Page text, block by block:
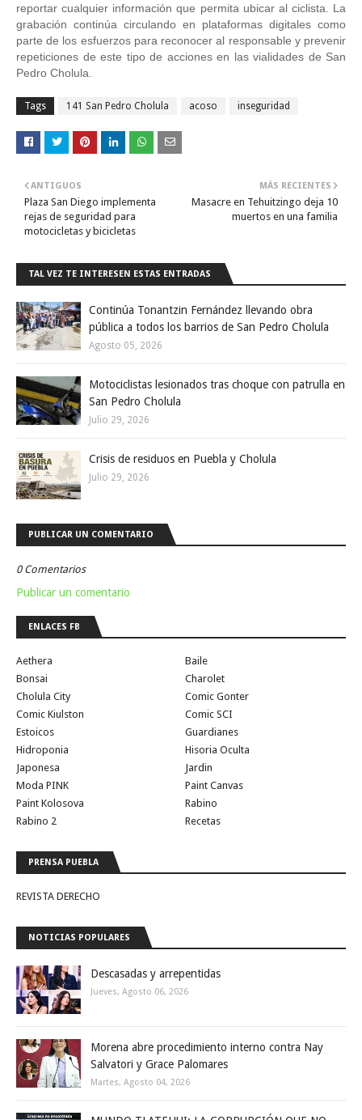
reportar cualquier información que permita ubicar al ciclista. La
grabación continúa circulando en plataformas digitales como
parte de los esfuerzos para reconocer al responsable y prevenir
repeticiones de este tipo de acciones en las vialidades de San
Pedro Cholula.
Tags 141 San Pedro Cholula acoso inseguridad
MÁS RECIENTES
Masacre en Tehuitzingo deja 10
muertos en una familia
ANTIGUOS
Plaza San Diego implementa
rejas de seguridad para
motocicletas y bicicletas
TAL VEZ TE INTERESEN ESTAS ENTRADAS
Continúa Tonantzin Fernández llevando obra
pública a todos los barrios de San Pedro Cholula
Agosto 05, 2026
Motociclistas lesionados tras choque con patrulla en
San Pedro Cholula
Julio 29, 2026
Crisis de residuos en Puebla y Cholula
Julio 29, 2026
PUBLICAR UN COMENTARIO
0 Comentarios
Publicar un comentario
ENLACES FB
Aethera
Baile
Bonsai
Charolet
Cholula City
Comic Gonter
Comic Kiulston
Comic SCI
Estoicos
Guardianes
Hidroponia
Hisoria Oculta
Japonesa
Jardin
Moda PINK
Paint Canvas
Paint Kolosova
Rabino
Rabino 2
Recetas
PRENSA PUEBLA
REVISTA DERECHO
NOTICIAS POPULARES
Descasadas y arrepentidas
Jueves, Agosto 06, 2026
Morena abre procedimiento interno contra Nay
Salvatori y Grace Palomares
Martes, Agosto 04, 2026